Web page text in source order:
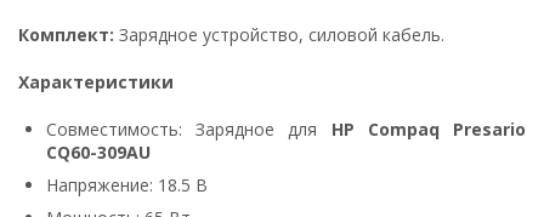
Комплект: Зарядное устройство, силовой кабель.
Характеристики
Совместимость: Зарядное для HP Compaq Presario
CQ60-309AU
Напряжение: 18.5 В